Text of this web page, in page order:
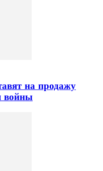
на продажу
войны